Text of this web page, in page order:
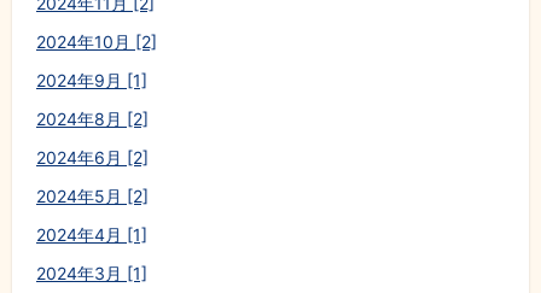
2024年10月 [2]
2024年9月 [1]
2024年8月 [2]
2024年6月 [2]
2024年5月 [2]
2024年4月 [1]
2024年3月 [1]